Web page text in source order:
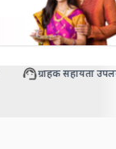
ग्राहक सहायता उपलब्ध